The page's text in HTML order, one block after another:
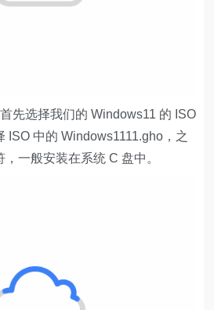
选择我们的 Windows11 的 ISO
ISO 中的 Windows1111.gho，之
一般安装在系统 C 盘中。